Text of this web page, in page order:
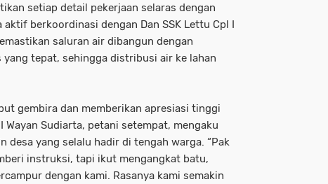
setiap detail pekerjaan selaras dengan
aktif berkoordinasi dengan Dan SSK Lettu Cpl I
saluran air dibangun dengan
yang tepat, sehingga distribusi air ke lahan
gembira dan memberikan apresiasi tinggi
Wayan Sudiarta, petani setempat, mengaku
desa yang selalu hadir di tengah warga. “Pak
instruksi, tapi ikut mengangkat batu,
dengan kami. Rasanya kami semakin